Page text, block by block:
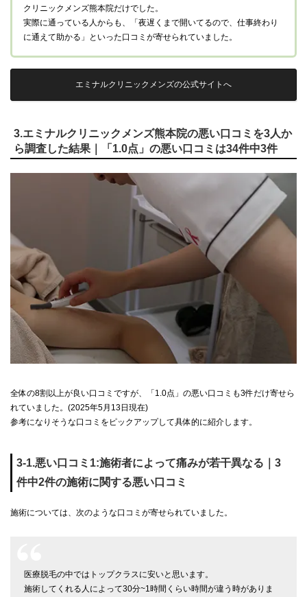
クリニックメンズ熊本院だけでした。
実際に通っている人からも、「夜遅くまで開いてるので、仕事終わり
に通えて助かる」といった口コミが寄せられていました。
エミナルクリニックメンズの公式サイトへ
3.エミナルクリニックメンズ熊本院の悪い口コミを3人か
ら調査した結果｜「1.0点」の悪い口コミは34件中3件
全体の8割以上が良い口コミですが、「1.0点」の悪い口コミも3件だけ寄せら
れていました。(2025年5月13日現在)
参考になりそうな口コミをピックアップして具体的に紹介します。
3-1.悪い口コミ1:施術者によって痛みが若干異なる｜3
件中2件の施術に関する悪い口コミ
施術については、次のような口コミが寄せられていました。
医療脱毛の中ではトップクラスに安いと思います。
施術してくれる人によって30分~1時間くらい時間が違う時がありま